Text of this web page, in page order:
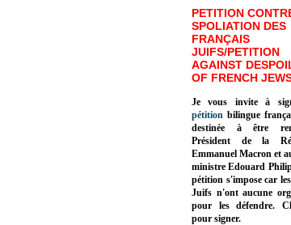
PETITION
SPOLIATION DES
FRANÇAIS
JUIFS/PETITION
AGAINST
OF FRENCH
Je vous invite à
pétition bilingue
destinée à être
Président de la
Emmanuel Macron et
ministre Edouard
pétition s'impose car
Juifs n'ont aucune
pour les défendre.
pour signer.